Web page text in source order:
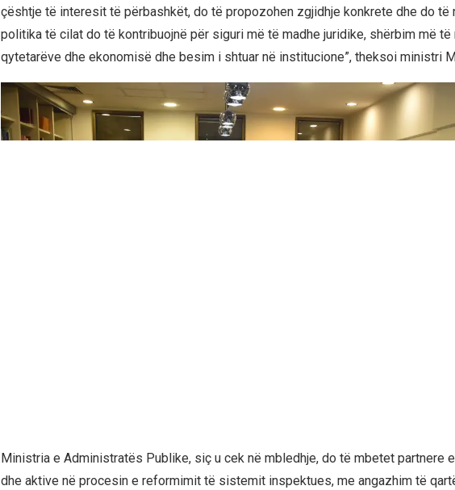
çështje të interesit të përbashkët, do të propozohen zgjidhje konkrete dhe do të
politika të cilat do të kontribuojnë për siguri më të madhe juridike, shërbim më të
qytetarëve dhe ekonomisë dhe besim i shtuar në institucione”, theksoi ministri
Ministria e Administratës Publike, siç u cek në mbledhje, do të mbetet partnere
dhe aktive në procesin e reformimit të sistemit inspektues, me angazhim të